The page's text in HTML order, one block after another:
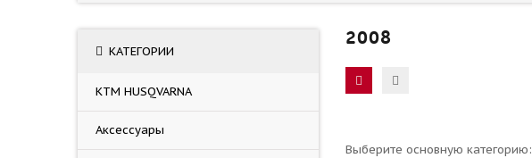
2008
Выберите основную категорию:
КАТЕГОРИИ
KTM HUSQVARNA
Аксессуары